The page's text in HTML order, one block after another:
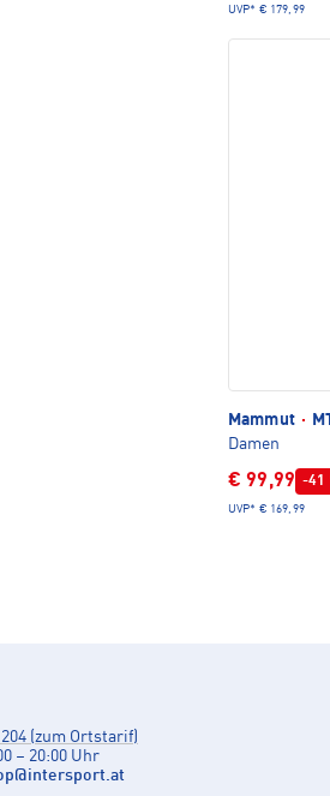
UVP* € 179,99
Mammut ·
Damen
€ 99,99 -41
UVP* € 169,99
204 (zum Ortstarif)
– 20:00 Uhr
@intersport.at